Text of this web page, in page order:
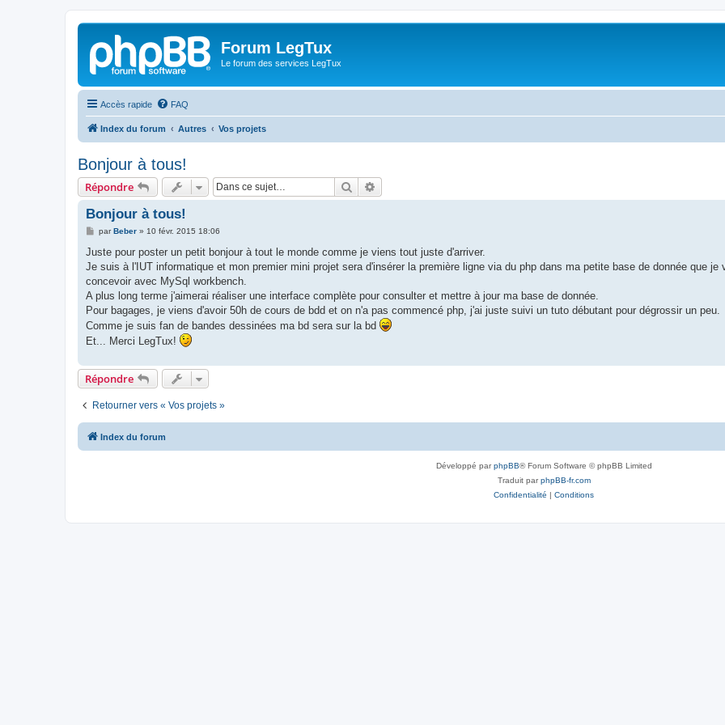
Forum LegTux
Le forum des services LegTux
Accès rapide FAQ
Index du forum Autres Vos projets
Bonjour à tous!
Répondre Rechercher
Bonjour à tous!
M
s
a
g
parBeber» 10 févr. 2015 18:06
Juste pour poster un petit bonjour à tout le monde comme je viens tout juste d'arriver.
Je suis à l'IUT informatique et mon premier mini projet sera d'insérer la première ligne via du php dans ma petite base de donnée que je
concevoir avec MySql workbench.
A plus long terme j'aimerai réaliser une interface complète pour consulter et mettre à jour ma base de donnée.
Pour bagages, je viens d'avoir 50h de cours de bdd et on n'a pas commencé php, j'ai juste suivi un tuto débutant pour dégrossir un peu.
Comme je suis fan de bandes dessinées ma bd sera sur la bd
Et... Merci LegTux!
Répondre
Retourner vers « Vos projets »
Index du forum
Développé parphpBB® Forum Software © phpBB Limited
Traduit parphpBB-fr.com
Confidentialité | Conditions